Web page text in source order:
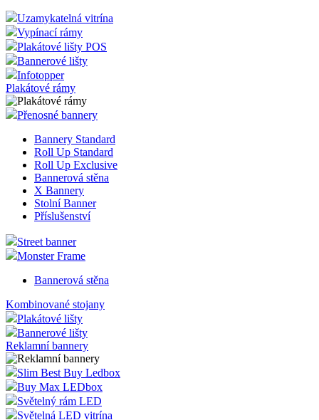
Uzamykatelná vitrína
Vypínací rámy
Plakátové lišty POS
Bannerové lišty
Infotopper
Plakátové rámy
Přenosné bannery
Bannery Standard
Roll Up Standard
Roll Up Exclusive
Bannerová stěna
X Bannery
Stolní Banner
Příslušenství
Street banner
Monster Frame
Bannerová stěna
Kombinované stojany
Plakátové lišty
Bannerové lišty
Reklamní bannery
Slim Best Buy Ledbox
Buy Max LEDbox
Světelný rám LED
Světelná LED vitrína